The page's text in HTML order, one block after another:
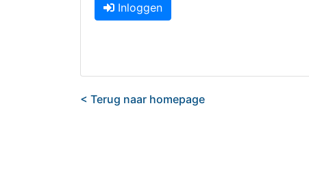
Inloggen
< Terug naar homepage